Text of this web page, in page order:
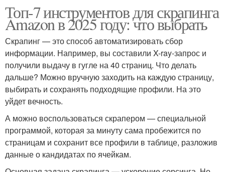
Топ-7 инструментов для скрапинга
Amazon в 2025 году: что выбрать
Скрапинг — это способ автоматизировать сбор
информации. Например, вы составили X-ray-запрос и
получили выдачу в гугле на 40 страниц. Что делать
дальше? Можно вручную заходить на каждую страницу,
выбирать и сохранять подходящие профили. На это
уйдет вечность.
А можно воспользоваться скрапером — специальной
программой, которая за минуту сама пробежится по
страницам и сохранит все профили в таблице, разложив
данные о кандидатах по ячейкам.